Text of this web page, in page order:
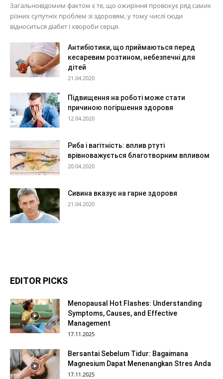
Загальновідомим фактом є те, що ожиріння провокує ряд самих
різних супутніх проблем зі здоровям, у тому числі сюди
відноситься діабет і хвороби серця.
Антибіотики, що приймаються перед
кесаревим розтином, небезпечні для
дітей
21.04.2020
Підвищення на роботі може стати
причиною погіршення здоровя
12.04.2020
Риба і вагітність: вплив ртуті
врівноважується благотворним впливом
20.04.2020
Сивина вказує на гарне здоровя
21.04.2020
EDITOR PICKS
Menopausal Hot Flashes: Understanding
Symptoms, Causes, and Effective
Management
17.11.2025
Bersantai Sebelum Tidur: Bagaimana
Magnesium Dapat Menenangkan Stres Anda
17.11.2025